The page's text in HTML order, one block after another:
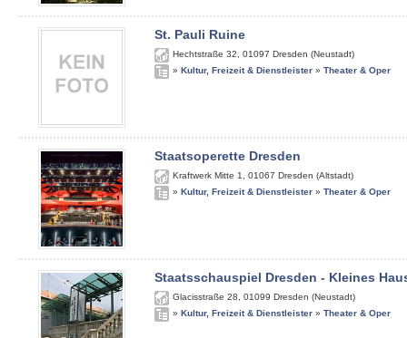
St. Pauli Ruine
Hechtstraße 32 01097 Dresden (Neustadt)
» Kultur, Freizeit & Dienstleister » Theater & Oper
Staatsoperette Dresden
Kraftwerk Mitte 1 01067 Dresden (Altstadt)
» Kultur, Freizeit & Dienstleister » Theater & Oper
Staatsschauspiel Dresden - Kleines
Glacisstraße 28 01099 Dresden (Neustadt)
» Kultur, Freizeit & Dienstleister » Theater & Oper